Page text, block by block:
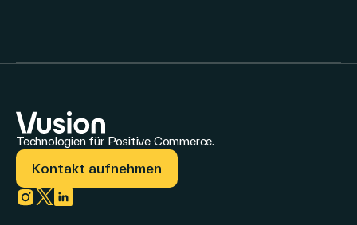
Technologien für Positive Commerce.
Kontakt aufnehmen